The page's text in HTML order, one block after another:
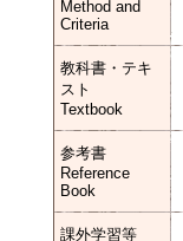
Method and
Criteria
教科書・テキ
スト
Textbook
参考書
Reference
Book
課外学習等